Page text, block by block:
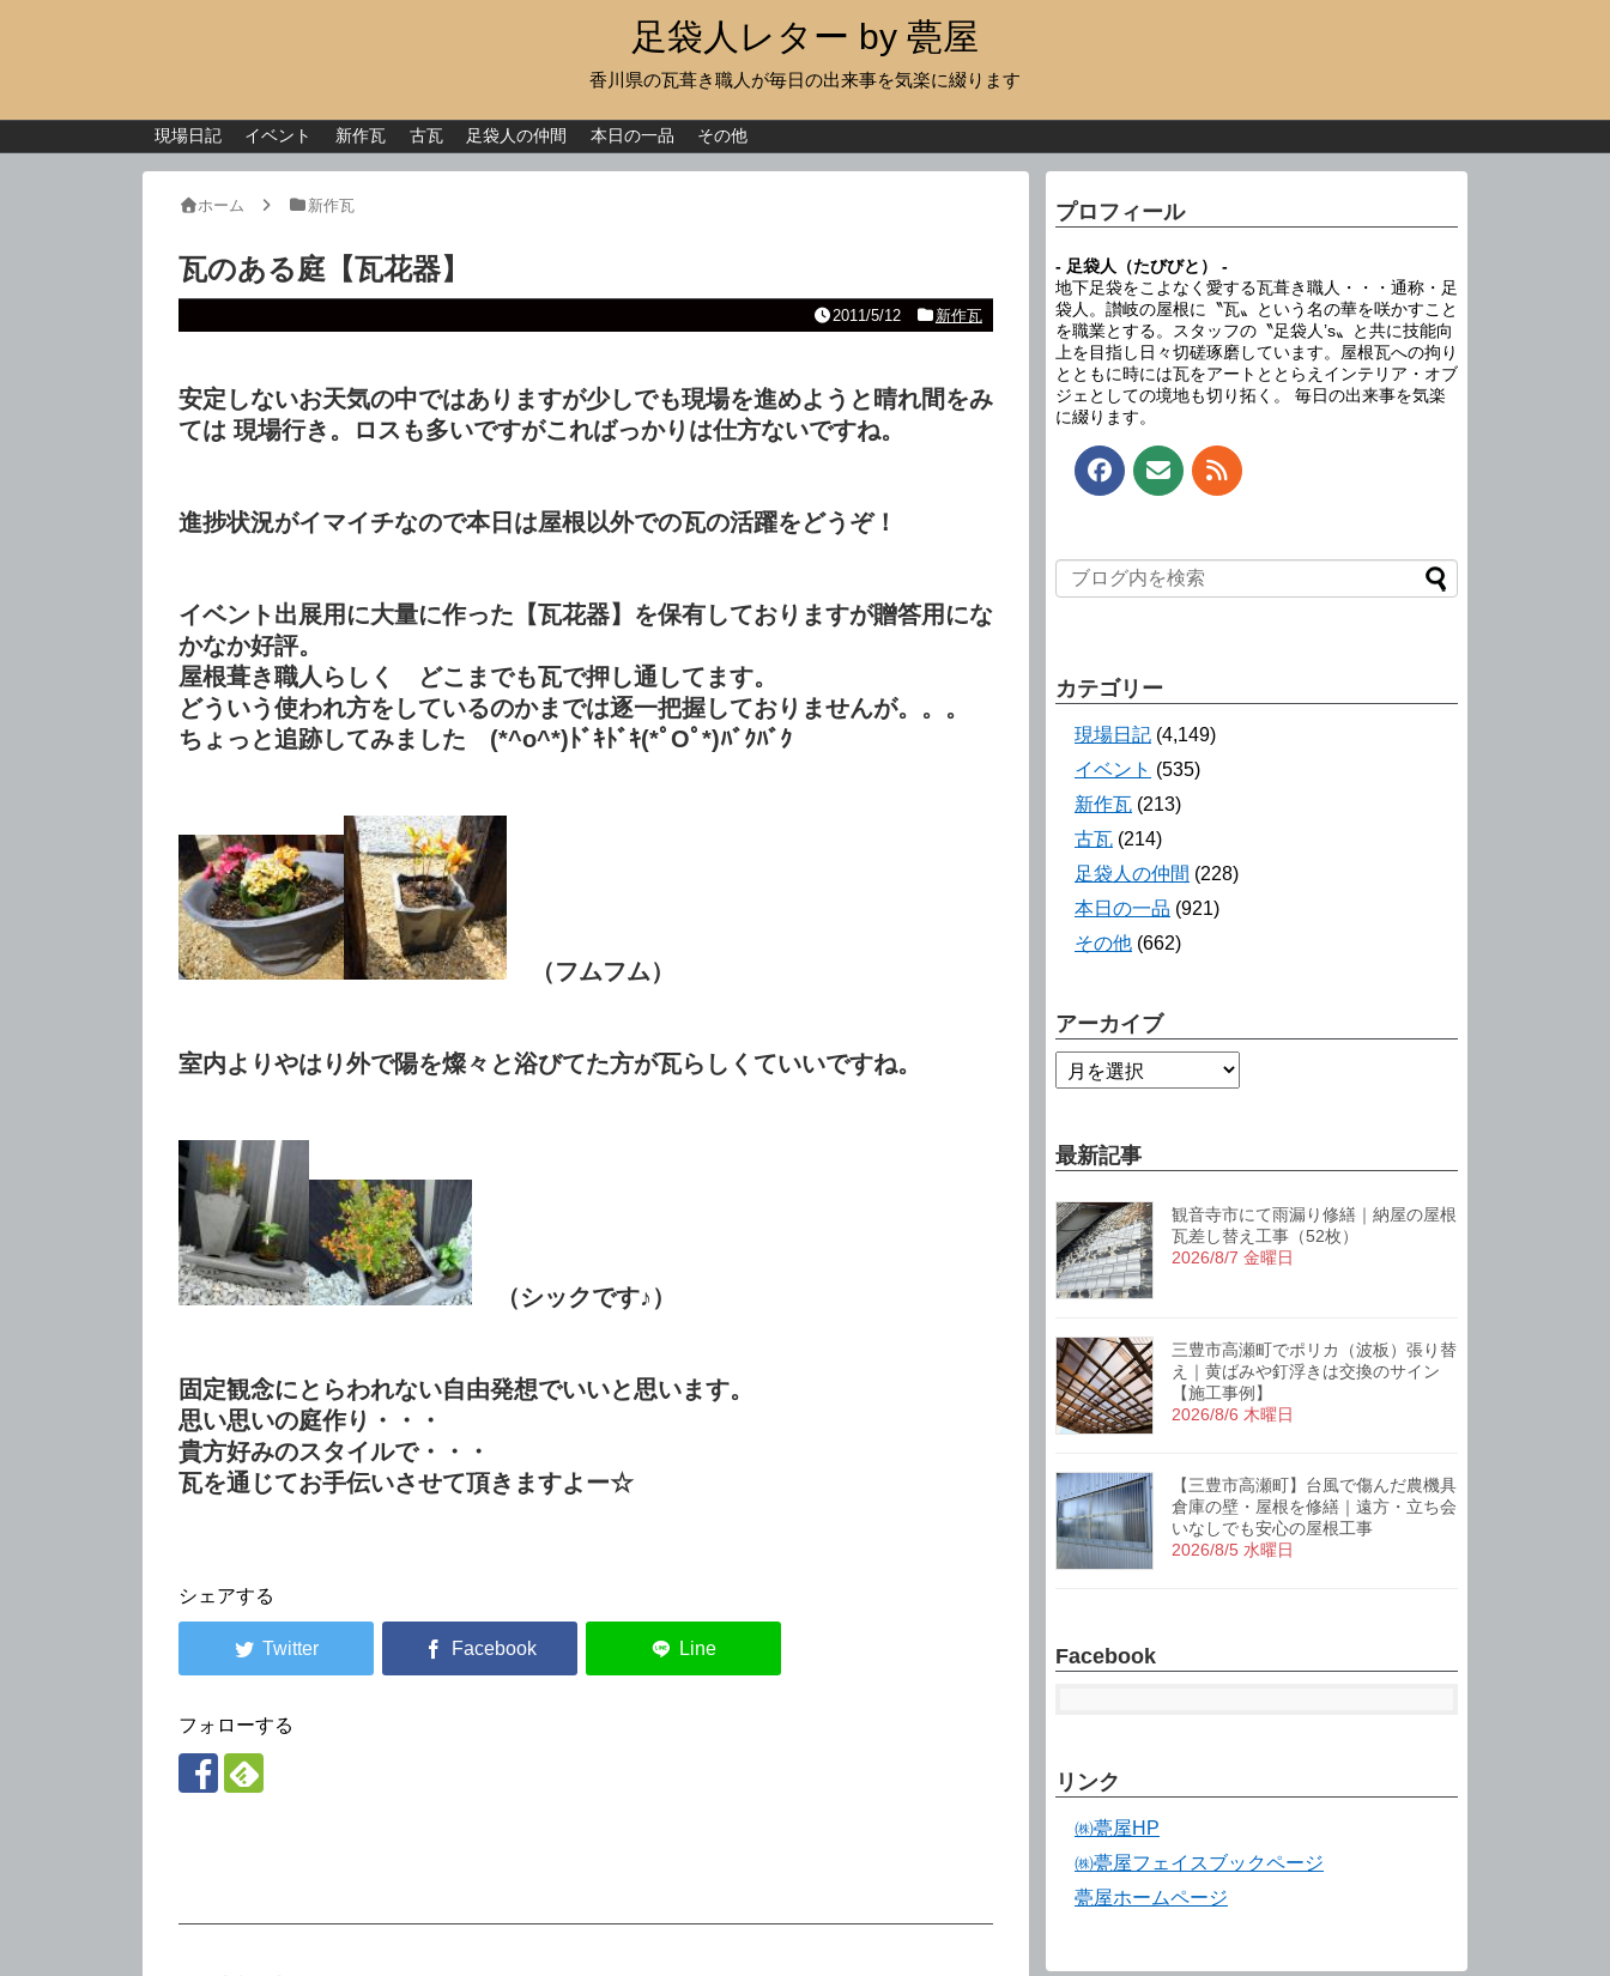
足袋人レター by 甍屋
香川県の瓦葺き職人が毎日の出来事を気楽に綴ります
現場日記 イベント 新作瓦 古瓦 足袋人の仲間 本日の一品 その他
ホーム 新作瓦
瓦のある庭【瓦花器】
2011/5/12 新作瓦
安定しないお天気の中ではありますが少しでも現場を進めようと晴れ間をみ
ては 現場行き。ロスも多いですがこればっかりは仕方ないですね。
進捗状況がイマイチなので本日は屋根以外での瓦の活躍をどうぞ！
イベント出展用に大量に作った【瓦花器】を保有しておりますが贈答用にな
かなか好評。
屋根葺き職人らしく どこまでも瓦で押し通してます。
どういう使われ方をしているのかまでは逐一把握しておりませんが。。。
ちょっと追跡してみました (*^o^*)ﾄﾞｷﾄﾞｷ(*ﾟOﾟ*)ﾊﾞｸﾊﾞｸ
（フムフム）
室内よりやはり外で陽を燦々と浴びてた方が瓦らしくていいですね。
（シックです♪）
固定観念にとらわれない自由発想でいいと思います。
思い思いの庭作り・・・
貴方好みのスタイルで・・・
瓦を通じてお手伝いさせて頂きますよー☆
シェアする
フォローする
プロフィール
- 足袋人（たびびと） -
地下足袋をこよなく愛する瓦葺き職人・・・通称・足
袋人。讃岐の屋根に〝瓦〟という名の華を咲かすこと
を職業とする。スタッフの〝足袋人’s〟と共に技能向
上を目指し日々切磋琢磨しています。屋根瓦への拘り
とともに時には瓦をアートととらえインテリア・オブ
ジェとしての境地も切り拓く。 毎日の出来事を気楽
に綴ります。
カテゴリー
現場日記 (4,149)
イベント (535)
新作瓦 (213)
古瓦 (214)
足袋人の仲間 (228)
本日の一品 (921)
その他 (662)
アーカイブ
最新記事
観音寺市にて雨漏り修繕｜納屋の屋根
瓦差し替え工事（52枚）
2026/8/7 金曜日
三豊市高瀬町でポリカ（波板）張り替
え｜黄ばみや釘浮きは交換のサイン
【施工事例】
2026/8/6 木曜日
【三豊市高瀬町】台風で傷んだ農機具
倉庫の壁・屋根を修繕｜遠方・立ち会
いなしでも安心の屋根工事
2026/8/5 水曜日
Facebook
リンク
㈱甍屋HP
㈱甍屋フェイスブックページ
甍屋ホームページ
現場日記
イベント
本日の一品
その他